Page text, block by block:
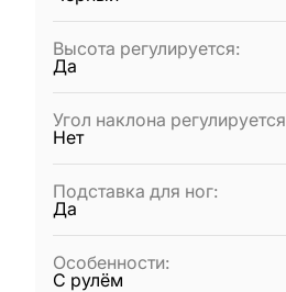
Высота регулируется:
Да
Угол наклона регулируется
Нет
Подставка для ног:
Да
Особенности:
С рулём